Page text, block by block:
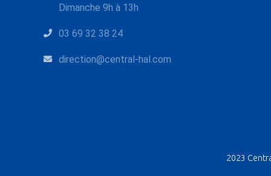
Dimanche 9h à 13h
03 69 32 38 24
direction@central-hal.com
2023